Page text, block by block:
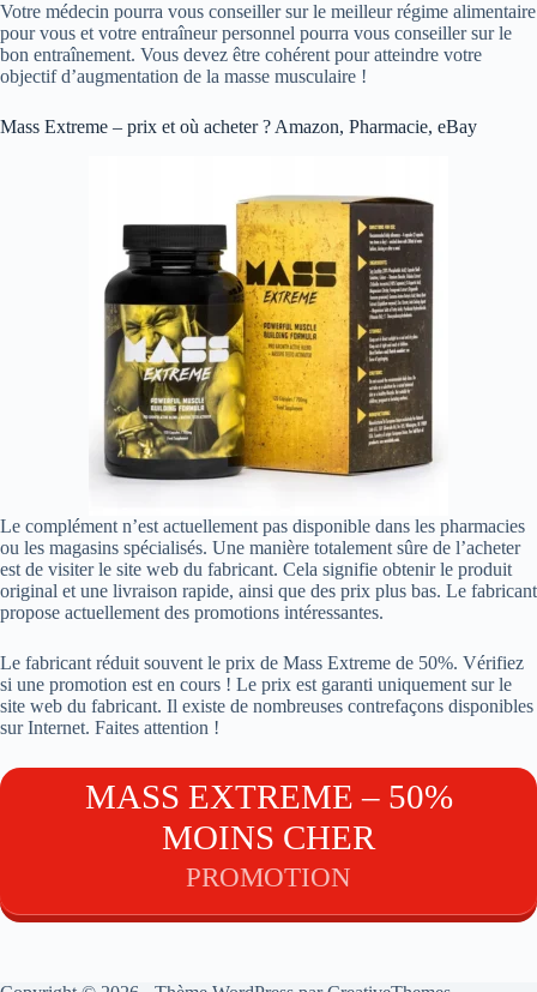
Votre médecin pourra vous conseiller sur le meilleur régime alimentaire
pour vous et votre entraîneur personnel pourra vous conseiller sur le
bon entraînement. Vous devez être cohérent pour atteindre votre
objectif d’augmentation de la masse musculaire !
Mass Extreme – prix et où acheter ? Amazon, Pharmacie, eBay
Le complément n’est actuellement pas disponible dans les pharmacies
ou les magasins spécialisés. Une manière totalement sûre de l’acheter
est de visiter le site web du fabricant. Cela signifie obtenir le produit
original et une livraison rapide, ainsi que des prix plus bas. Le fabricant
propose actuellement des promotions intéressantes.
Le fabricant réduit souvent le prix de Mass Extreme de 50%. Vérifiez
si une promotion est en cours ! Le prix est garanti uniquement sur le
site web du fabricant. Il existe de nombreuses contrefaçons disponibles
sur Internet. Faites attention !
MASS EXTREME – 50%
MOINS CHER
PROMOTION